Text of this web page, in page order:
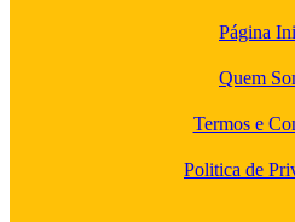
Página
Quem
Termos e
Politica de